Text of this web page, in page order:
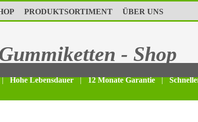
PRODUKTSORTIMENT
ÜBER UNS
- Shop
| Hohe Lebensdauer | 12 Monate Garantie |